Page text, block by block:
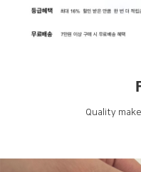
Quality